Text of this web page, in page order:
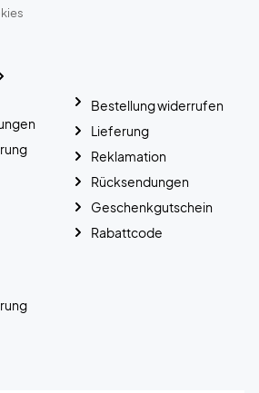
Bestellung widerrufen
Lieferung
Reklamation
Rücksendungen
Geschenkgutschein
Rabattcode